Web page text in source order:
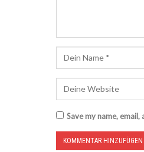
Save my name,